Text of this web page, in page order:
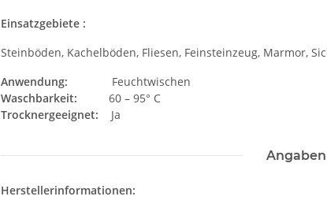
Einsatzgebiete :
Steinböden, Kachelböden, Fliesen, Feinsteinzeug, Marmor,
Anwendung: Feuchtwischen
Waschbarkeit: 60 – 95° C
Trocknergeeignet: Ja
Herstellerinformationen: